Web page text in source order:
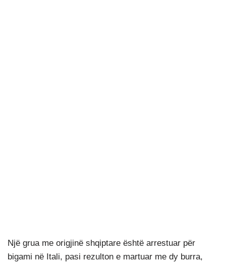
Një grua me origjinë shqiptare është arrestuar për
bigami në Itali, pasi rezulton e martuar me dy burra,